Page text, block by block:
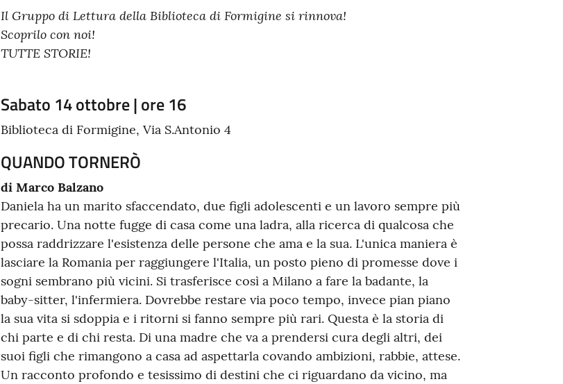
Il Gruppo di Lettura della Biblioteca di Formigine si rinnova!
Scoprilo con noi!
TUTTE STORIE!
Sabato 14 ottobre | ore 16
Biblioteca di Formigine, Via S.Antonio 4
QUANDO TORNERÒ
di Marco Balzano
Daniela ha un marito sfaccendato, due figli adolescenti e un lavoro sempre più
precario. Una notte fugge di casa come una ladra, alla ricerca di qualcosa che
possa raddrizzare l'esistenza delle persone che ama e la sua. L'unica maniera è
lasciare la Romania per raggiungere l'Italia, un posto pieno di promesse dove i
sogni sembrano più vicini. Si trasferisce così a Milano a fare la badante, la
baby-sitter, l'infermiera. Dovrebbe restare via poco tempo, invece pian piano
la sua vita si sdoppia e i ritorni si fanno sempre più rari. Questa è la storia di
chi parte e di chi resta. Di una madre che va a prendersi cura degli altri, dei
suoi figli che rimangono a casa ad aspettarla covando ambizioni, rabbie, attese.
Un racconto profondo e tesissimo di destini che ci riguardano da vicino, ma